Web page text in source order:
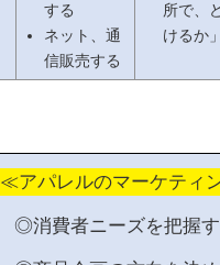
する
ネット、通
信販売する
所で、
けるか
≪アパレルのマーケティ
◎消費者ニーズを把握